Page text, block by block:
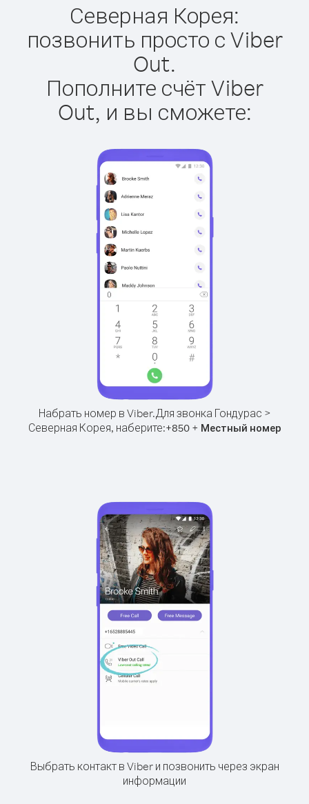
Северная Корея:
позвонить просто с Viber
Out.
Пополните счёт Viber
Out, и вы сможете:
Набрать номер в Viber.Для звонка Гондурас >
Северная Корея, наберите:+850+ Местный номер
Выбрать контакт в Viber и позвонить через экран
информации